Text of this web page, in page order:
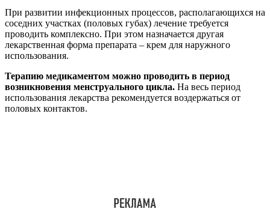
При развитии инфекционных процессов, располагающихся на
соседних участках (половых губах) лечение требуется
проводить комплексно. При этом назначается другая
лекарственная форма препарата – крем для наружного
использования.
Терапию медикаментом можно проводить в период
возникновения менструального цикла. На весь период
использования лекарства рекомендуется воздержаться от
половых контактов.